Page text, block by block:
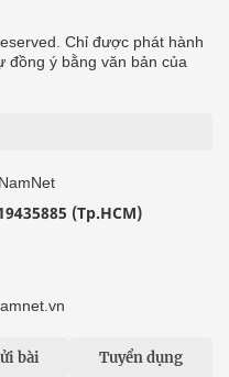
Chỉ được phát hành
đồng ý bằng văn bản của
(Tp.HCM)
bài Tuyển dụng